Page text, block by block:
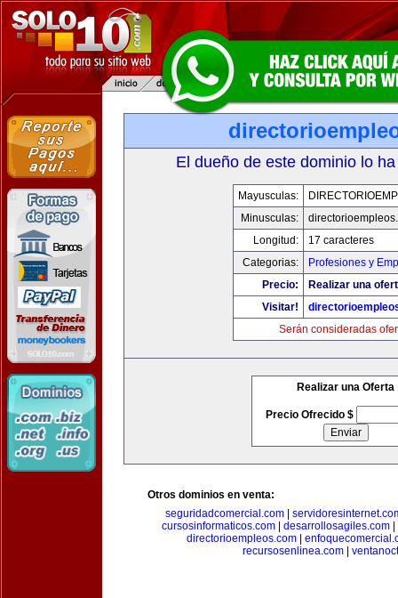
El dueño de este dominio lo
Mayusculas:
Minusculas:
Longitud:
17 caracteres
Categorias:
Profesiones y
Precio:
Realizar una
Visitar!
Serán consideradas
Realizar una Oferta
Precio Ofrecido $
Otros dominios en venta:
seguridadcomercial.com|
cursosinformaticos.com
desarrollosagiles.com
directorioempleos.com
recursosenlinea.com|